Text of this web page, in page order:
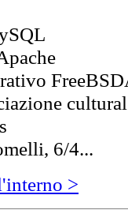
6/4...
>